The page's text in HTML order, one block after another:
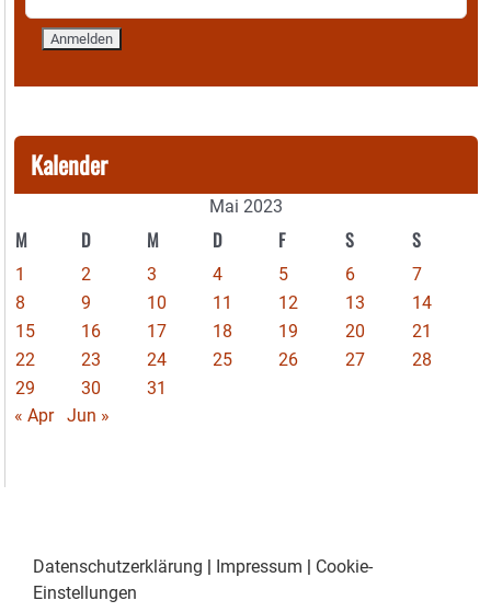
Kalender
Mai 2023
M D M D F S S
1 2 3 4 5 6
7
8
9 10 11 12 13
14
15
16 17 18 19 20
21
22
23 24 25 26 27
28
29
30
31
« Apr
Jun »
Datenschutzerklärung | Impressum | Cookie-
Einstellungen